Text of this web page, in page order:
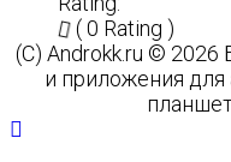
( 0 Rating )
(C) Androkk.ru ©
и приложения